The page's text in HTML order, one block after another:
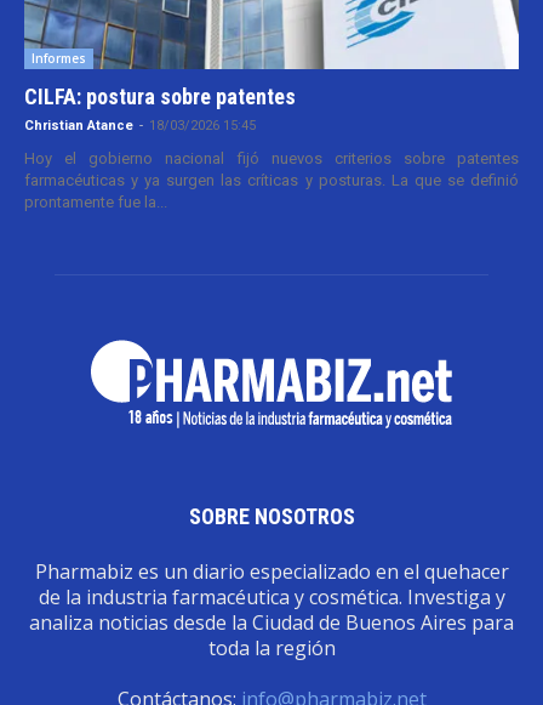
Informes
CILFA: postura sobre patentes
Christian Atance - 18/03/2026 15:45
Hoy el gobierno nacional fijó nuevos criterios sobre patentes
farmacéuticas y ya surgen las críticas y posturas. La que se definió
prontamente fue la...
SOBRE NOSOTROS
Pharmabiz es un diario especializado en el quehacer
de la industria farmacéutica y cosmética. Investiga y
analiza noticias desde la Ciudad de Buenos Aires para
toda la región
Contáctanos: info@pharmabiz.net